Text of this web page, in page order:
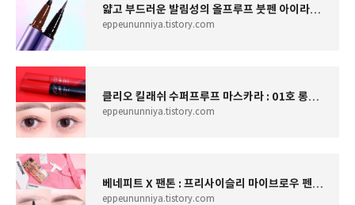
얇고 부드러운 발림성의 올프루프 붓펜 아이라이너 추천 : 비티 BITTI 스테이실드 라이너(블랙/브
eppeununniya.tistory.com
클리오 킬래쉬 수퍼프루프 마스카라 : 01호 롱컬링 vs 03호 매끈볼륨 비교
eppeununniya.tistory.com
베네피트 X 팬톤 : 프리사이슬리 마이브로우 펜슬로 눈썹 그리
eppeununniya.tistory.com